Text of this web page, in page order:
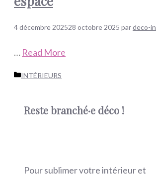
4 décembre 202528 octobre 2025 pardeco-in
… Read More
Catégories
INTÉRIEURS
Reste branché·e déco !
Pour sublimer votre intérieur et